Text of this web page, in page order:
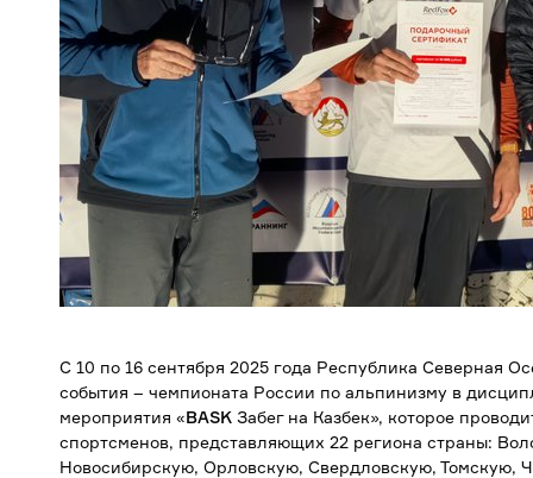
С 10 по 16 сентября 2025 года Республика Северная
события – чемпионата России по альпинизму в
мероприятия «BASK Забег на Казбек», которое
спортсменов, представляющих 22 региона страны:
Новосибирскую, Орловскую, Свердловскую, Томскую,